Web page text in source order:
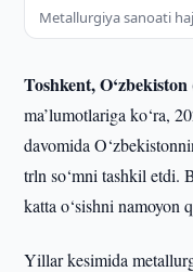
Metallurgiya sanoati
Toshkent,
ma’lumotlariga ko‘ra,
davomida
trln so‘mni tashkil etdi.
katta o‘sishni namoyon
Yillar kesimida